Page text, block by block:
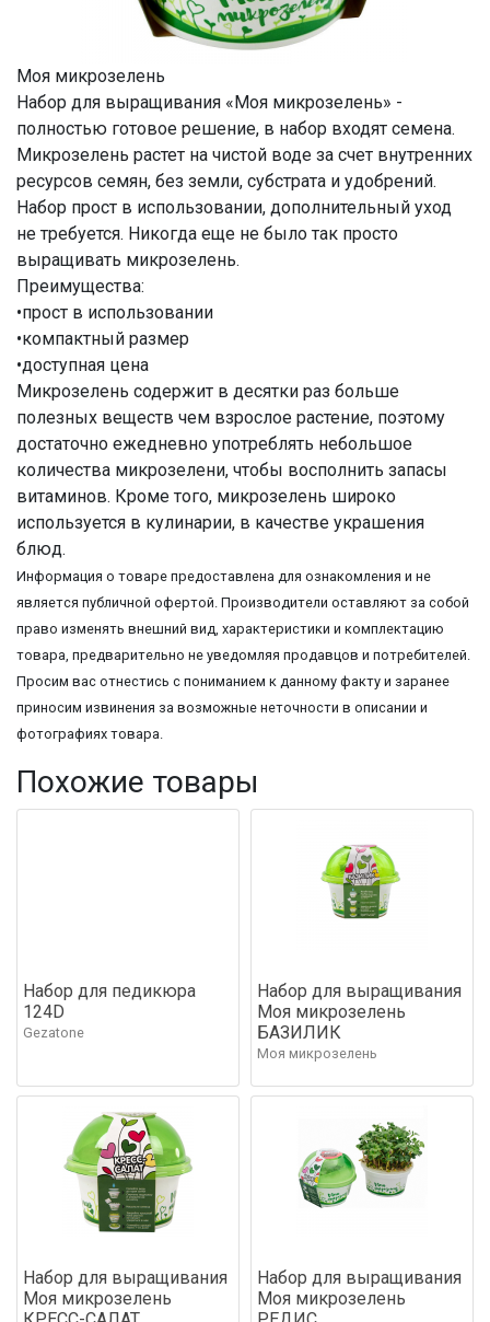
Моя микрозелень
Набор для выращивания «Моя микрозелень» -
полностью готовое решение, в набор входят семена.
Микрозелень растет на чистой воде за счет внутренних
ресурсов семян, без земли, субстрата и удобрений.
Набор прост в использовании, дополнительный уход
не требуется. Никогда еще не было так просто
выращивать микрозелень.
Преимущества:
•прост в использовании
•компактный размер
•доступная цена
Микрозелень содержит в десятки раз больше
полезных веществ чем взрослое растение, поэтому
достаточно ежедневно употреблять небольшое
количества микрозелени, чтобы восполнить запасы
витаминов. Кроме того, микрозелень широко
используется в кулинарии, в качестве украшения
блюд.
Информация о товаре предоставлена для ознакомления и не
является публичной офертой. Производители оставляют за собой
право изменять внешний вид, характеристики и комплектацию
товара, предварительно не уведомляя продавцов и потребителей.
Просим вас отнестись с пониманием к данному факту и заранее
приносим извинения за возможные неточности в описании и
фотографиях товара.
Похожие товары
Набор для педикюра
124D
Gezatone
Набор для выращивания
Моя микрозелень
БАЗИЛИК
Моя микрозелень
Набор для выращивания
Моя микрозелень
Набор для выращивания
Моя микрозелень